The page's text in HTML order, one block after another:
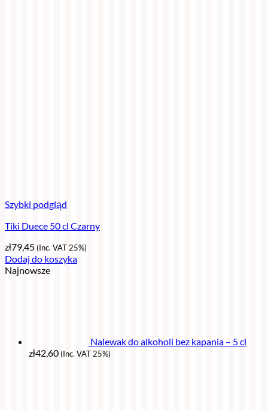
Szybki podgląd
Tiki Duece 50 cl Czarny
zł79,45(Inc. VAT 25%)
Dodaj do koszyka
Najnowsze
Nalewak do alkoholi bez kapania – 5 cl
zł42,60(Inc. VAT 25%)